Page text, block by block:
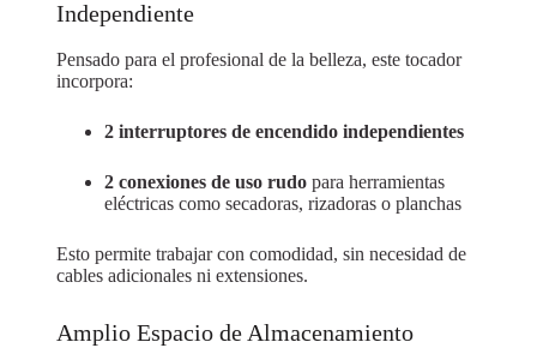
Independiente
Pensado para el profesional de la belleza, este tocador
incorpora:
2 interruptores de encendido independientes
2 conexiones de uso rudopara herramientas
eléctricas como secadoras, rizadoras o planchas
Esto permite trabajar con comodidad, sin necesidad de
cables adicionales ni extensiones.
Amplio Espacio de Almacenamiento